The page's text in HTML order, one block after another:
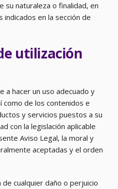
su naturaleza o finalidad, en
indicados en la sección de
utilización
a hacer un uso adecuado y
de los contenidos e
y servicios puestos a su
con la legislación aplicable
Aviso Legal, la moral y
aceptadas y el orden
cualquier daño o perjuicio